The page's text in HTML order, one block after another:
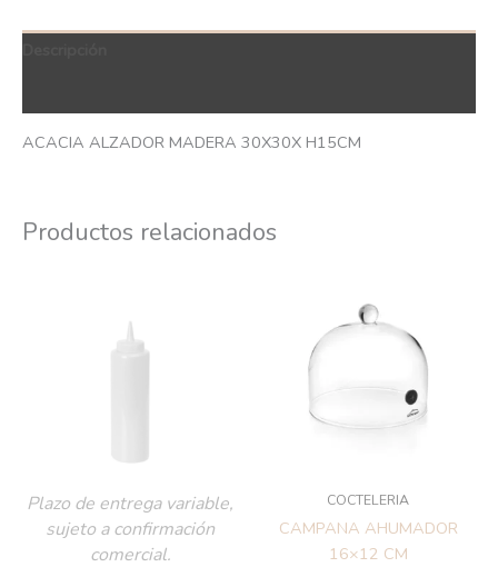
ACACIA ALZADOR MADERA 30X30X H15CM
Productos relacionados
Plazo de entrega variable,
sujeto a confirmación
comercial.
COCTELERIA
CAMPANA AHUMADOR
16×12 CM